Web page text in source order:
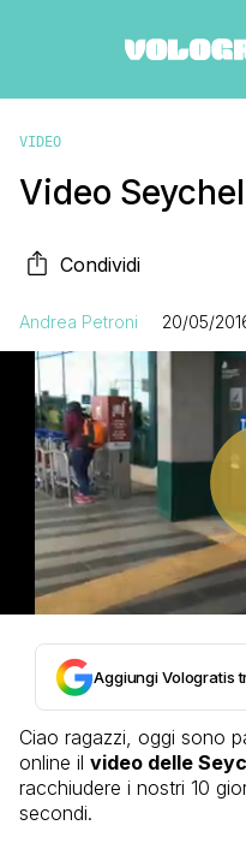
VIDEO
Video
Condividi
Andrea Petroni 20/05/
Aggiungi Vologratis
Ciao ragazzi, oggi sono
online il video delle
racchiudere i nostri 10
secondi.